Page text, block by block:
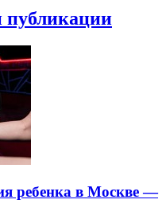
публикации
ребенка в Москве —